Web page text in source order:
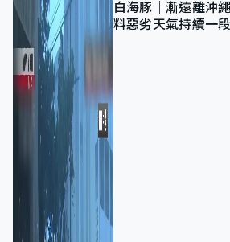
白海豚｜漸遠離沖
料惡劣天氣持續一